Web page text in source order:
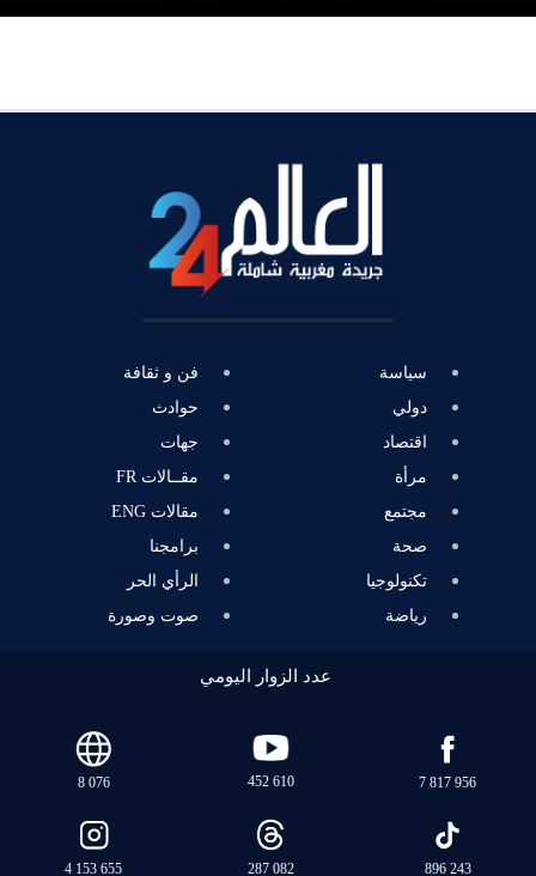
سياسة
دولي
اقتصاد
مرأة
مجتمع
صحة
تكنولوجيا
رياضة
فن و ثقافة
حوادث
جهات
مقــالات FR
مقالات ENG
برامجنا
الرأي الحر
صوت وصورة
عدد الزوار اليومي
7 817 956
452 610
8 076
896 243
287 082
4 153 655